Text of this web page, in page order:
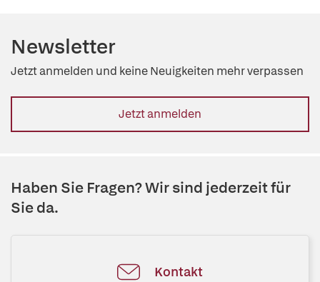
Newsletter
Jetzt anmelden und keine Neuigkeiten mehr verpassen
Jetzt anmelden
Haben Sie Fragen? Wir sind jederzeit für
Sie da.
Kontakt